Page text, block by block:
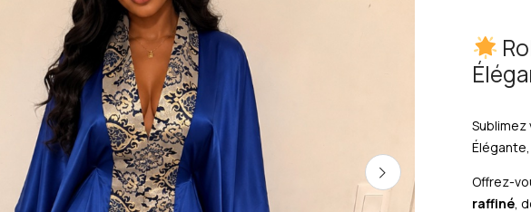
Offrez-
raffiné,